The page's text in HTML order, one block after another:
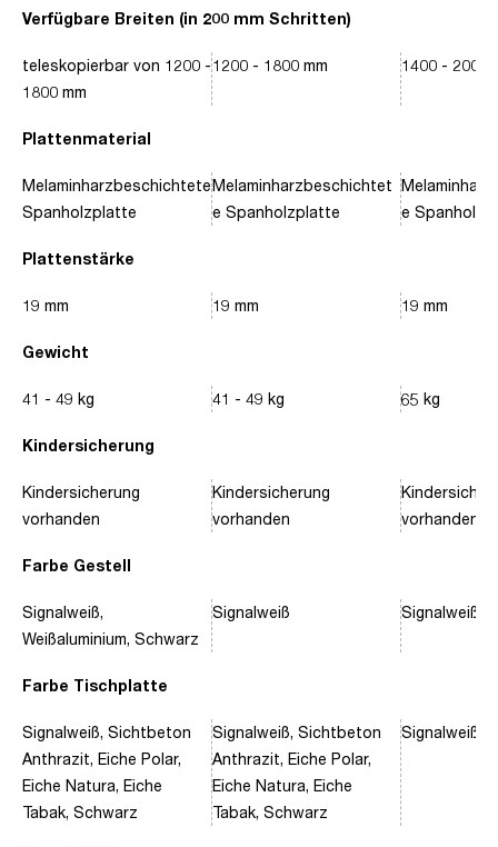
Verfügbare Breiten (in 200 mm Schritten)
Plattenmaterial
Plattenstärke
Gewicht
Kindersicherung
Farbe Gestell
Farbe Tischplatte
teleskopierbar von 1200 -
1800 mm
Melaminharzbeschichtete
Spanholzplatte
19 mm
41 - 49 kg
Kindersicherung
vorhanden
Signalweiß,
Weißaluminium, Schwarz
Signalweiß, Sichtbeton
Anthrazit, Eiche Polar,
Eiche Natura, Eiche
Tabak, Schwarz
1200 - 1800 mm
Melaminharzbeschichtet
e Spanholzplatte
19 mm
41 - 49 kg
Kindersicherung
vorhanden
Signalweiß
Signalweiß, Sichtbeton
Anthrazit, Eiche Polar,
Eiche Natura, Eiche
Tabak, Schwarz
1400 - 2000
e
19 mm
65 kg
vorhanden
Signalweiß,
Signalweiß,